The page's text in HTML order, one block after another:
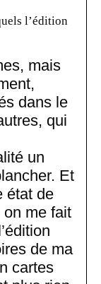
l’édition
mais
dans le
qui
un
Et
état de
me fait
de ma
cartes